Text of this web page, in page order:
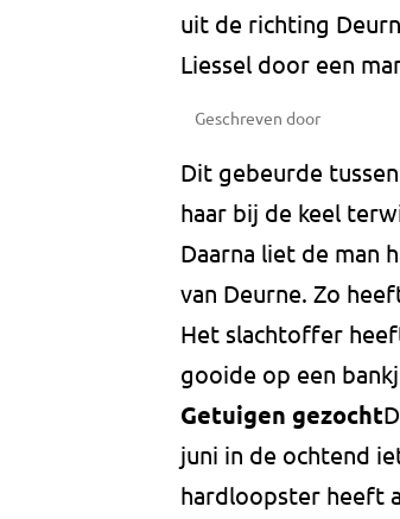
uit de richting
Liessel door een
Geschreven door
Dit gebeurde
haar bij de keel
Daarna liet de man
van Deurne. Zo
Het slachtoffer
gooide op een
Getuigen gezocht
juni in de ochtend
hardloopster heeft